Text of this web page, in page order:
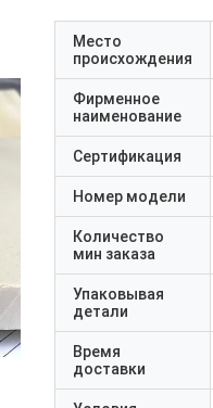
Место
происхождения
Фирменное
наименование
Сертификация
Номер модели
Количество
мин заказа
Упаковывая
детали
Время
доставки